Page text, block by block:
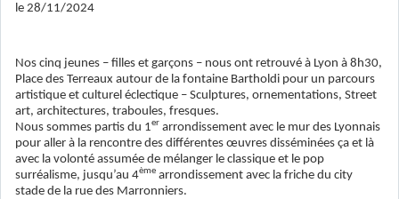
le 28/11/2024
Nos cinq jeunes – filles et garçons – nous ont retrouvé à Lyon à 8h30,
Place des Terreaux autour de la fontaine Bartholdi pour un parcours
artistique et culturel éclectique – Sculptures, ornementations, Street
art, architectures, traboules, fresques.
Nous sommes partis du 1er arrondissement avec le mur des Lyonnais
pour aller à la rencontre des différentes œuvres disséminées ça et là
avec la volonté assumée de mélanger le classique et le pop
surréalisme, jusqu’au 4ème arrondissement avec la friche du city
stade de la rue des Marronniers.